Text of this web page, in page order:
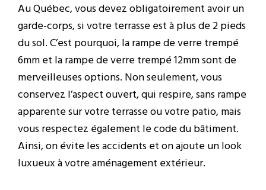
Au Québec, vous devez obligatoirement avoir un
garde-corps, si votre terrasse est à plus de 2 pieds
du sol. C’est pourquoi, la rampe de verre trempé
6mm et la rampe de verre trempé 12mm sont de
merveilleuses options. Non seulement, vous
conservez l’aspect ouvert, qui respire, sans rampe
apparente sur votre terrasse ou votre patio, mais
vous respectez également le code du bâtiment.
Ainsi, on évite les accidents et on ajoute un look
luxueux à votre aménagement extérieur.